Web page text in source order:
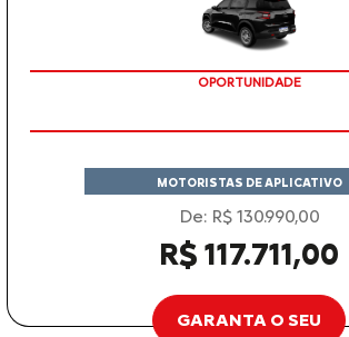
OPORTUNIDADE
MOTORISTAS DE APLICATIVO
De: R$ 130.990,00
R$ 117.711,00
GARANTA O SEU